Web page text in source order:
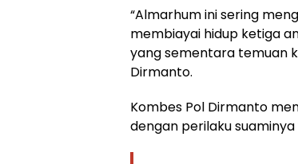
“Almarhum ini sering
membiayai hidup ketiga
yang sementara temuan
Dirmanto.
Kombes Pol Dirmanto
dengan perilaku suaminya